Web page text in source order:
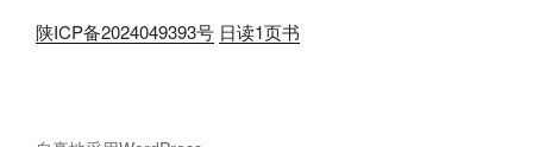
陕ICP备2024049393号 日读1页书